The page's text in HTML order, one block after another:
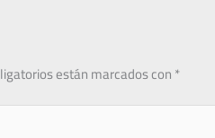
están marcados con*